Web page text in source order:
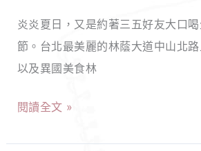
炎炎夏日，又是約著三五好友大口
節。台北最美麗的林蔭大道中山北
以及異國美食林
屋
｜
今
不
閱讀全文 »